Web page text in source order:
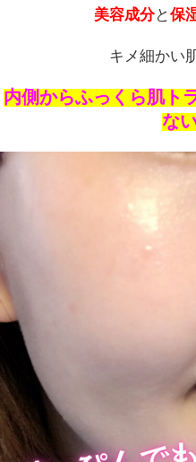
美容成分と保
キメ細かい
内側からふっくら肌ト
な